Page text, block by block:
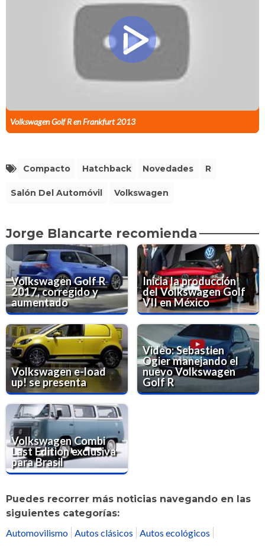
Volkswagen Golf R en Frankfurt 2013
Compacto Hatchback Novedades R
Salón Del Automóvil Volkswagen
Jorge Blancarte recomienda
Volkswagen Golf R
2017, corregido y
aumentado
Inicia la producción
del Volkswagen Golf
VII en México
Volkswagen e-load
up! se presenta
Video: Sebastien
Ogier manejando el
nuevo Volkswagen
Golf R
Volkswagen Combi
Last Edition exclusiva
para Brasil
Puedes recorrer más noticias navegando en las
siguientes categorías:
Automovilismo
Autos clásicos
Autos ecológicos